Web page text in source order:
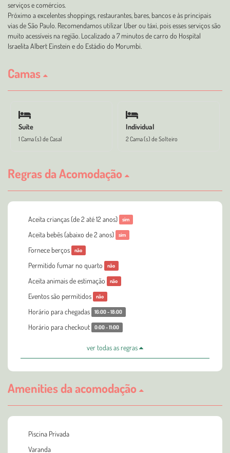
serviços e comércios.
Próximo a excelentes shoppings, restaurantes, bares, bancos e às principais
vias de São Paulo. Recomendamos utilizar Uber ou táxi, pois esses serviços são
muito acessíveis na região. Localizado a 7 minutos de carro do Hospital
Israelita Albert Einstein e do Estádio do Morumbi.
Camas
Suíte
1 Cama (s) de Casal
Individual
2 Cama (s) de Solteiro
Regras da Acomodação
Aceita crianças (de 2 até 12 anos) sim
Aceita bebês (abaixo de 2 anos) sim
Fornece berços não
Permitido fumar no quarto não
Aceita animais de estimação não
Eventos são permitidos não
Horário para chegadas 16:00 - 18:00
Horário para checkout 0:00 - 11:00
ver todas as regras
Amenities da acomodação
Piscina Privada
Varanda